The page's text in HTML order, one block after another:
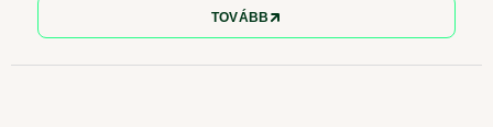
TOVÁBB